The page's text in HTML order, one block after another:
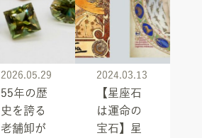
2026.05.29
55年の歴
史を誇る
老舗卸が
2024.03.13
【星座石
は運命の
宝石】星